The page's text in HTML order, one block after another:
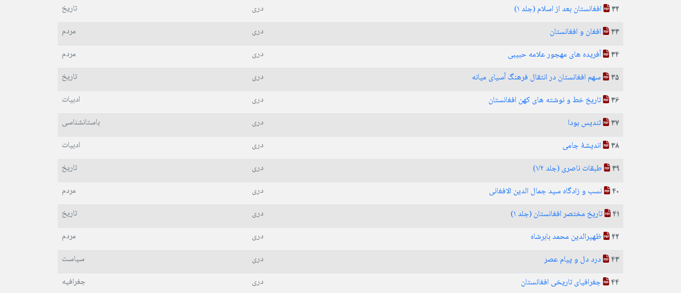
32 افغانستان بعد از اسلام (جلد ۱) دری تاریخ
33 افغان و افغانستان دری مردم
34 آفریده های مهجور علامه حبیبی دری مردم
35 سهم افغانستان در انتقال فرهنگ آسیای میانه دری تاریخ
36 تاریخ خط و نوشته های کهن افغانستان دری ادبیات
37 تندیس بودا دری باستانشناسی
38 اندیشهٔ جامی دری ادبیات
39 طبقات ناصری (جلد ۱/۲) دری تاریخ
40 نسب و زادگاه سید جمال الدین الافغانی دری مردم
41 تاریخ مختصر افغانستان (جلد ۱) دری تاریخ
42 ظهیرالدین محمد بابرشاه دری مردم
43 درد دل و پیام عصر دری سیاست
44 جغرافیای تاریخی افغانستان دری جغرافیه